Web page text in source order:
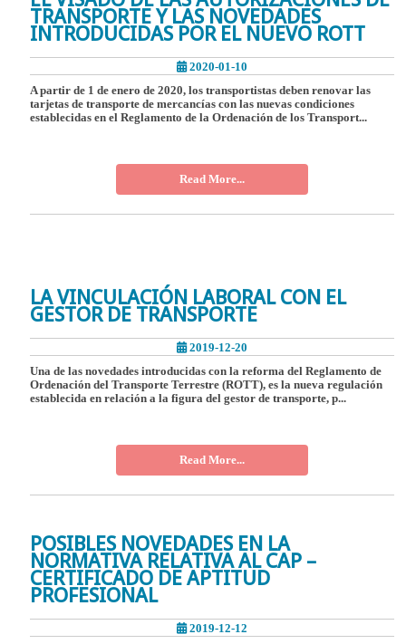
TRANSPORTE Y LAS NOVEDADES
INTRODUCIDAS POR EL NUEVO ROTT
2020-01-10
A partir de 1 de enero de 2020, los transportistas deben renovar las
tarjetas de transporte de mercancías con las nuevas condiciones
establecidas en el Reglamento de la Ordenación de los Transport...
Read More...
LA VINCULACIÓN LABORAL CON EL
GESTOR DE TRANSPORTE
2019-12-20
Una de las novedades introducidas con la reforma del Reglamento de
Ordenación del Transporte Terrestre (ROTT), es la nueva regulación
establecida en relación a la figura del gestor de transporte, p...
Read More...
POSIBLES NOVEDADES EN LA
NORMATIVA RELATIVA AL CAP –
CERTIFICADO DE APTITUD
PROFESIONAL
2019-12-12